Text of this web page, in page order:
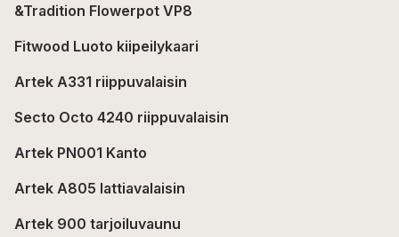
&Tradition Flowerpot VP8
Fitwood Luoto kiipeilykaari
Artek A331 riippuvalaisin
Secto Octo 4240 riippuvalaisin
Artek PN001 Kanto
Artek A805 lattiavalaisin
Artek 900 tarjoiluvaunu